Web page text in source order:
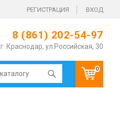
РЕГИСТРАЦИЯ ВХОД
8 (861) 202-54-97
г. Краснодар, ул.Российская, 30
0